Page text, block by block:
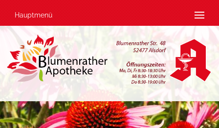
Hauptmenü